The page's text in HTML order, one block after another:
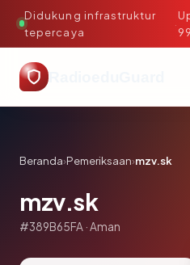
Didukung infrastruktur
tepercaya
·
Beranda›Pemeriksaan›mzv.sk
mzv.sk
#389B65FA · Aman